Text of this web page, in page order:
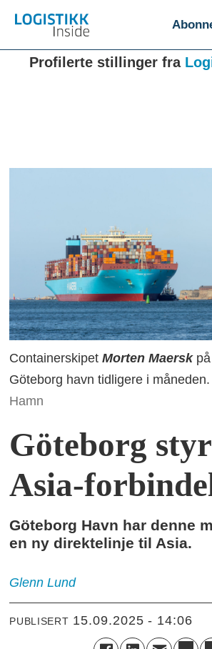
Profilerte stillinger fra
ContainerskipetMorten Maerskpå
Göteborg havn tidligere i måneden.
Hamn
Göteborg
Asia-
Göteborg Havn har denne
en ny direktelinje til Asia.
Glenn Lund
PUBLISERT 15.09.2025 - 14:06